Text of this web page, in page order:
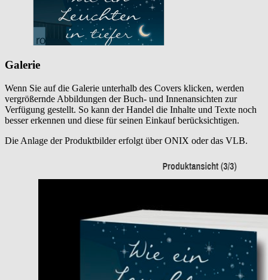
Galerie
Wenn Sie auf die Galerie unterhalb des Covers klicken, werden
vergrößernde Abbildungen der Buch- und Innenansichten zur
Verfügung gestellt. So kann der Handel die Inhalte und Texte noch
besser erkennen und diese für seinen Einkauf berücksichtigen.
Die Anlage der Produktbilder erfolgt über ONIX oder das VLB.